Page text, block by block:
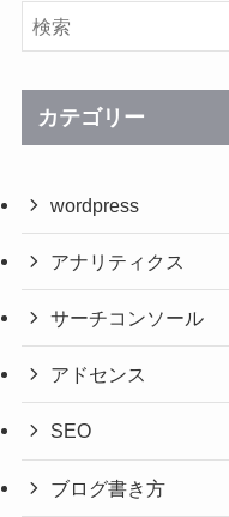
カテゴリー
wordpress
アナリティクス
サーチコンソール
アドセンス
SEO
ブログ書き方